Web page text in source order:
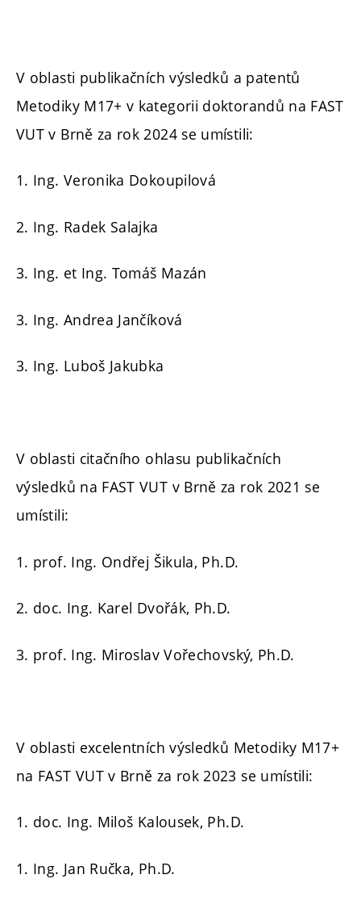
V oblasti publikačních výsledků a patentů
Metodiky M17+ v kategorii doktorandů na FAST
VUT v Brně za rok 2024 se umístili:
1. Ing. Veronika Dokoupilová
2. Ing. Radek Salajka
3. Ing. et Ing. Tomáš Mazán
3. Ing. Andrea Jančíková
3. Ing. Luboš Jakubka
V oblasti citačního ohlasu publikačních
výsledků na FAST VUT v Brně za rok 2021 se
umístili:
1. prof. Ing. Ondřej Šikula, Ph.D.
2. doc. Ing. Karel Dvořák, Ph.D.
3. prof. Ing. Miroslav Vořechovský, Ph.D.
V oblasti excelentních výsledků Metodiky M17+
na FAST VUT v Brně za rok 2023 se umístili:
1. doc. Ing. Miloš Kalousek, Ph.D.
1. Ing. Jan Ručka, Ph.D.